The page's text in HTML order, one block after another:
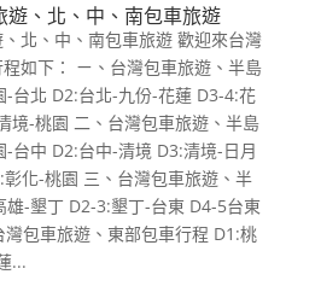
、北、中、南包車旅遊
北、中、南包車旅遊 歡迎來台灣
如下： ㄧ、台灣包車旅遊、半島
台北 D2:台北-九份-花蓮 D3-4:花
境-桃園 二、台灣包車旅遊、半島
台中 D2:台中-清境 D3:清境-日月
化-桃園 三、台灣包車旅遊、半
雄-墾丁 D2-3:墾丁-台東 D4-5台東
包車旅遊、東部包車行程 D1:桃
...